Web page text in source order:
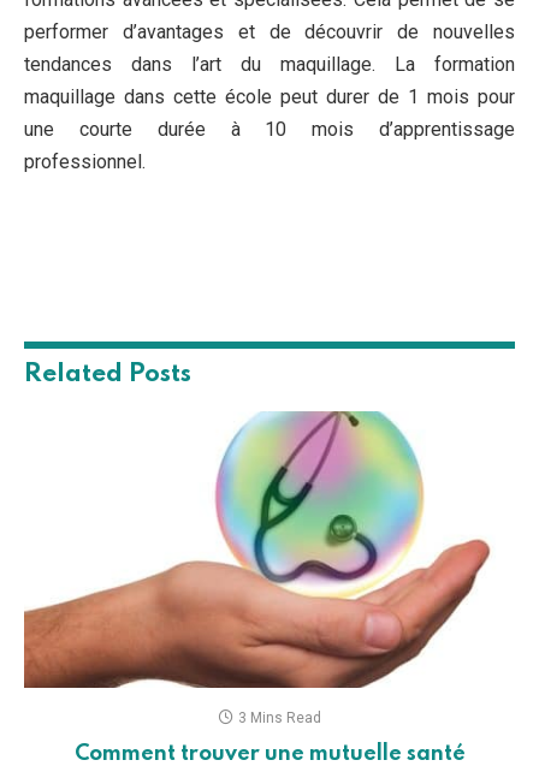
performer d’avantages et de découvrir de nouvelles
tendances dans l’art du maquillage. La formation
maquillage dans cette école peut durer de 1 mois pour
une courte durée à 10 mois d’apprentissage
professionnel.
Related Posts
3 Mins Read
Comment trouver une mutuelle santé